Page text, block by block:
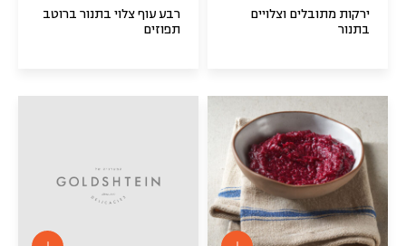
ירקות מתובלים וצלויים
בתנור
רבע עוף צלוי בתנור ברוטב
תפוזים